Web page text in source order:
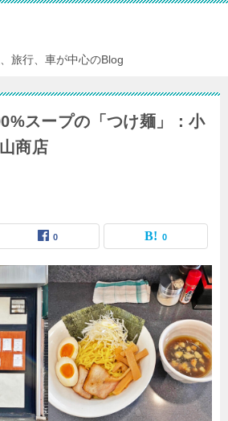
旅行、車が中心のBlog
スープの「つけ麺」：小
商店
0 0